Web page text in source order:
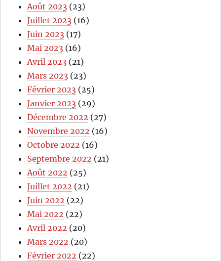
Août 2023 (23)
Juillet 2023 (16)
Juin 2023 (17)
Mai 2023 (16)
Avril 2023 (21)
Mars 2023 (23)
Février 2023 (25)
Janvier 2023 (29)
Décembre 2022 (27)
Novembre 2022 (16)
Octobre 2022 (16)
Septembre 2022 (21)
Août 2022 (25)
Juillet 2022 (21)
Juin 2022 (22)
Mai 2022 (22)
Avril 2022 (20)
Mars 2022 (20)
Février 2022 (22)